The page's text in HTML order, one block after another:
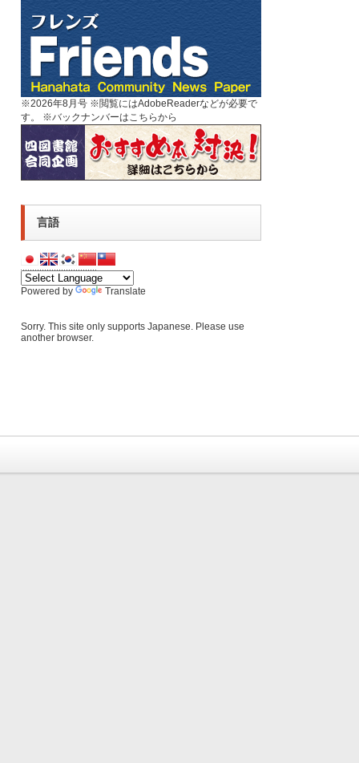
※2026年8月号 ※閲覧にはAdobeReaderなどが必要で
す。 ※バックナンバーはこちらから
言語
Powered by Translate
Sorry. This site only supports Japanese. Please use
another browser.